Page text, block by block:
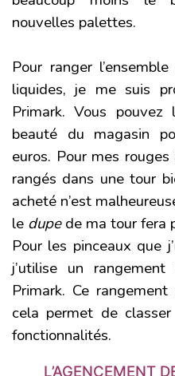
nouvelles palettes.
Pour ranger
liquides, je me suis
Primark. Vous
beauté du magasin
euros. Pour mes
rangés dans une tour
acheté n’est
le dupede ma tour fera
Pour les pinceaux que
j’utilise un
Primark. Ce
cela permet de
fonctionnalités.
L’AGENCEMENT